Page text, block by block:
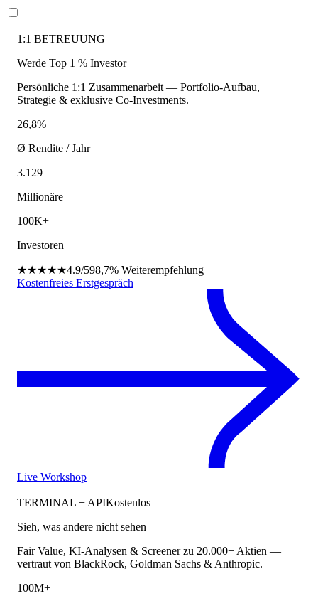
1:1 BETREUUNG
Werde Top 1 % Investor
Persönliche 1:1 Zusammenarbeit — Portfolio-Aufbau,
Strategie & exklusive Co-Investments.
26,8%
Ø Rendite / Jahr
3.129
Millionäre
100K+
Investoren
★★★★★4.9/598,7% Weiterempfehlung
Kostenfreies Erstgespräch
Live Workshop
TERMINAL + APIKostenlos
Sieh, was andere nicht sehen
Fair Value, KI-Analysen & Screener zu 20.000+ Aktien —
vertraut von BlackRock, Goldman Sachs & Anthropic.
100M+